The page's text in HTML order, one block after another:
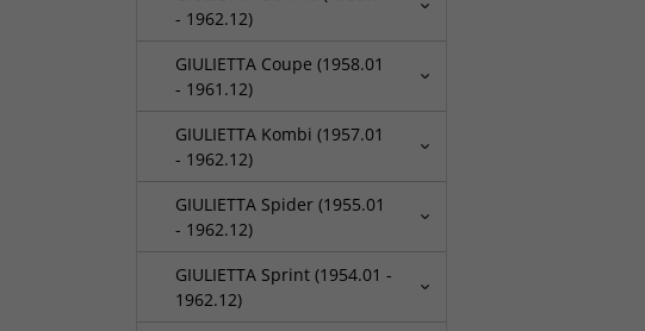
- 1962.12)
GIULIETTA Coupe (1958.01
- 1961.12)
GIULIETTA Kombi (1957.01
- 1962.12)
GIULIETTA Spider (1955.01
- 1962.12)
GIULIETTA Sprint (1954.01 -
1962.12)